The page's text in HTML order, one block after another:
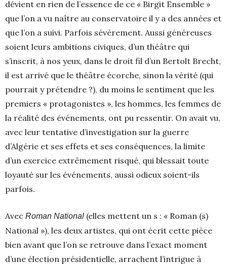
dévient en rien de l’essence de ce « Birgit Ensemble »
que l’on a vu naître au conservatoire il y a des années et
que l’on a suivi. Parfois sévèrement. Aussi généreuses
soient leurs ambitions civiques, d’un théâtre qui
s’inscrit, à nos yeux, dans le droit fil d’un Bertolt Brecht,
il est arrivé que le théâtre écorche, sinon la vérité (qui
pourrait y prétendre ?), du moins le sentiment que les
premiers « protagonistes », les hommes, les femmes de
la réalité des événements, ont pu ressentir. On avait vu,
avec leur tentative d’investigation sur la guerre
d’Algérie et ses effets et ses conséquences, la limite
d’un exercice extrêmement risqué, qui blessait toute
loyauté sur les événements, aussi odieux soient-ils
parfois.
Avec Roman National (elles mettent un s : « Roman (s)
National »), les deux artistes, qui ont écrit cette pièce
bien avant que l’on se retrouve dans l’exact moment
d’une élection présidentielle, arrachent l’intrigue à